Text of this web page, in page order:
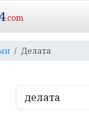
.com
Делата